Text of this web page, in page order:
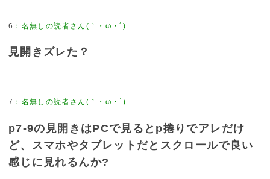
6 ： 名無しの読者さん(｀・ω・´)
見開きズレた？
7 ： 名無しの読者さん(｀・ω・´)
p7-9の見開きはPCで見るとp捲りでアレだけ
ど、スマホやタブレットだとスクロールで良い
感じに見れるんか?